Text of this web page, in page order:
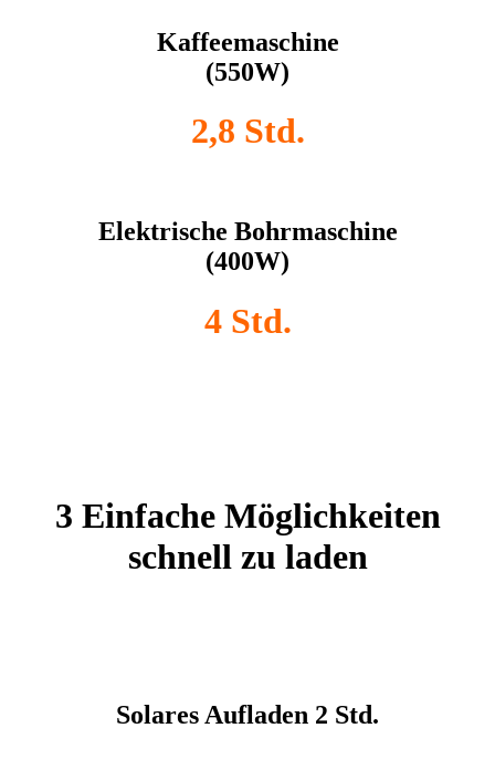
Kaffeemaschine
(550W)
2,8 Std.
Elektrische Bohrmaschine
(400W)
4 Std.
3 Einfache Möglichkeiten
schnell zu laden
Solares Aufladen 2 Std.